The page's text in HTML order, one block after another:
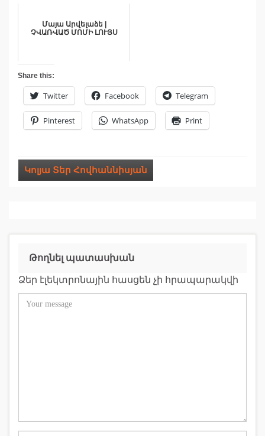
Մայա Արվելաձե |
ՉՎԱՌՎԱԾ ՄՈՄԻ ԼՈՒՅՍ
Share this:
Twitter Facebook Telegram
Pinterest WhatsApp Print
Կոլյա Տեր Հովհաննիսյան
Թողնել պատասխան
Ձեր էլեկտրոնային հասցեն չի հրապարակվի